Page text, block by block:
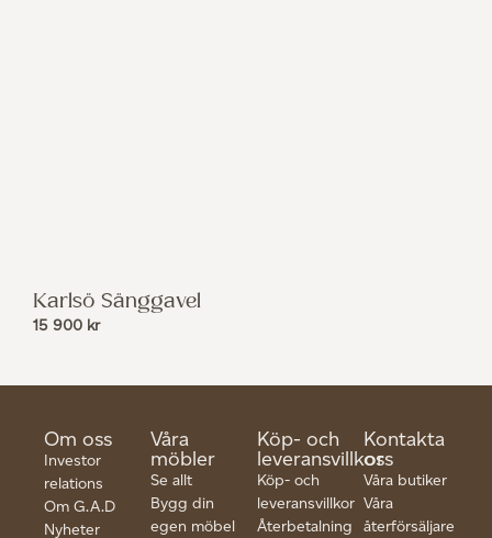
Karlsö Sänggavel
15 900 kr
Om oss
Investor
relations
Om G.A.D
Nyheter
Våra
möbler
Se allt
Bygg din
egen möbel
Köp- och
leveransvillkor
Köp- och
leveransvillkor
Återbetalning
Kontakta
oss
Våra butiker
Våra
återförsäljare